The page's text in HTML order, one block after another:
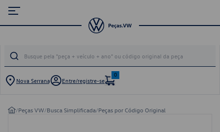
Nova Serrana Entre/registre-se
0
/Peças VW/Busca Simplificada/Peças por Código Original